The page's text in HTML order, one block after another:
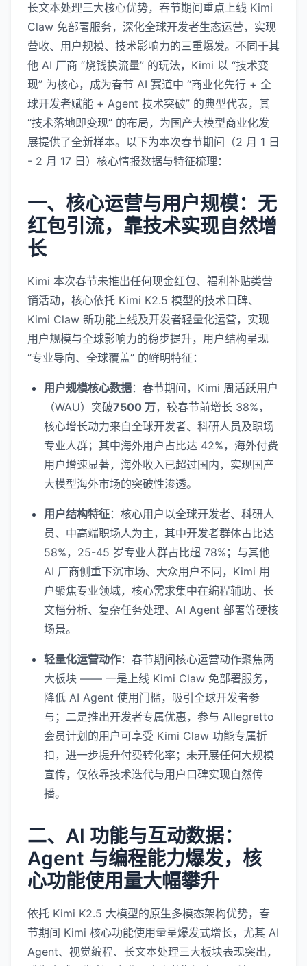
长文本处理三大核心优势，春节期间重点上线 Kimi
Claw 免部署服务，深化全球开发者生态运营，实现
营收、用户规模、技术影响力的三重爆发。不同于其
他 AI 厂商 “烧钱换流量” 的玩法，Kimi 以 “技术变
现” 为核心，成为春节 AI 赛道中 “商业化先行 + 全
球开发者赋能 + Agent 技术突破” 的典型代表，其
“技术落地即变现” 的布局，为国产大模型商业化发
展提供了全新样本。以下为本次春节期间（2 月 1 日
- 2 月 17 日）核心情报数据与特征梳理：
一、核心运营与用户规模：无
红包引流，靠技术实现自然增
长
Kimi 本次春节未推出任何现金红包、福利补贴类营
销活动，核心依托 Kimi K2.5 模型的技术口碑、
Kimi Claw 新功能上线及开发者轻量化运营，实现
用户规模与全球影响力的稳步提升，用户结构呈现
“专业导向、全球覆盖” 的鲜明特征：
用户规模核心数据：春节期间，Kimi 周活跃用户
（WAU）突破7500 万，较春节前增长 38%，
核心增长动力来自全球开发者、科研人员及职场
专业人群；其中海外用户占比达 42%，海外付费
用户增速显著，海外收入已超过国内，实现国产
大模型海外市场的突破性渗透。
用户结构特征：核心用户以全球开发者、科研人
员、中高端职场人为主，其中开发者群体占比达
58%，25-45 岁专业人群占比超 78%；与其他
AI 厂商侧重下沉市场、大众用户不同，Kimi 用
户聚焦专业领域，核心需求集中在编程辅助、长
文档分析、复杂任务处理、AI Agent 部署等硬核
场景。
轻量化运营动作：春节期间核心运营动作聚焦两
大板块 —— 一是上线 Kimi Claw 免部署服务，
降低 AI Agent 使用门槛，吸引全球开发者参
与；二是推出开发者专属优惠，参与 Allegretto
会员计划的用户可享受 Kimi Claw 功能专属折
扣，进一步提升付费转化率；未开展任何大规模
宣传，仅依靠技术迭代与用户口碑实现自然传
播。
二、AI 功能与互动数据：
Agent 与编程能力爆发，核
心功能使用量大幅攀升
依托 Kimi K2.5 大模型的原生多模态架构优势，春
节期间 Kimi 核心功能使用量呈爆发式增长，尤其 AI
Agent、视觉编程、长文本处理三大板块表现突出，